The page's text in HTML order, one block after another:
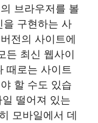
브라우저를 볼
을 구현하는 사
전의 사이트에
든 최신 웹사이
때로는 사이트
할 수도 있습
떨어져 있는
모바일에서 데